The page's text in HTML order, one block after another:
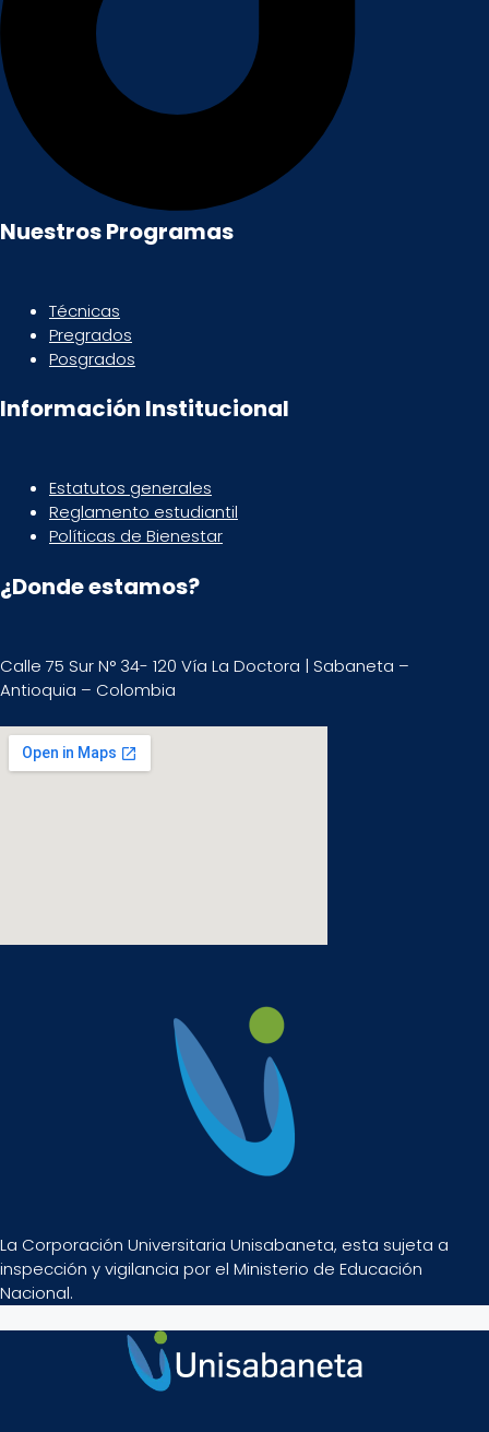
Nuestros Programas
Técnicas
Pregrados
Posgrados
Información Institucional
Estatutos generales
Reglamento estudiantil
Políticas de Bienestar
¿Donde estamos?
Calle 75 Sur N° 34- 120 Vía La Doctora | Sabaneta –
Antioquia – Colombia
La Corporación Universitaria Unisabaneta, esta sujeta a
inspección y vigilancia por el Ministerio de Educación
Nacional.